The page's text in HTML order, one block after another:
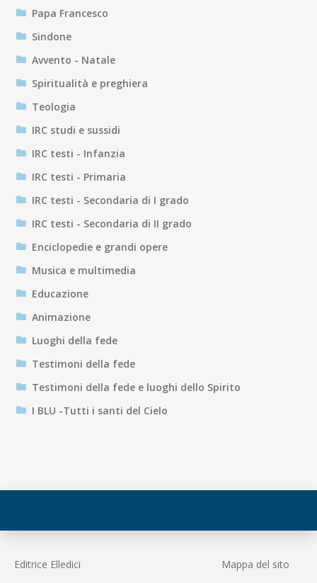
Papa Francesco
Sindone
Avvento - Natale
Spiritualità e preghiera
Teologia
IRC studi e sussidi
IRC testi - Infanzia
IRC testi - Primaria
IRC testi - Secondaria di I grado
IRC testi - Secondaria di II grado
Enciclopedie e grandi opere
Musica e multimedia
Educazione
Animazione
Luoghi della fede
Testimoni della fede
Testimoni della fede e luoghi dello Spirito
I BLU -Tutti i santi del Cielo
Editrice Elledici Mappa del sito